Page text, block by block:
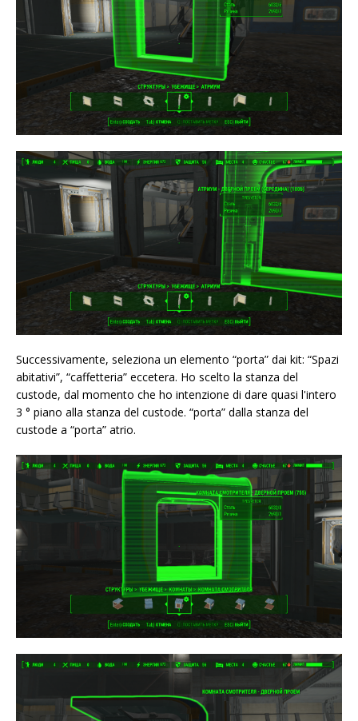
Successivamente, seleziona un elemento “porta” dai kit: “Spazi
abitativi”, “caffetteria” eccetera. Ho scelto la stanza del
custode, dal momento che ho intenzione di dare quasi l'intero
3 ° piano alla stanza del custode. “porta” dalla stanza del
custode a “porta” atrio.